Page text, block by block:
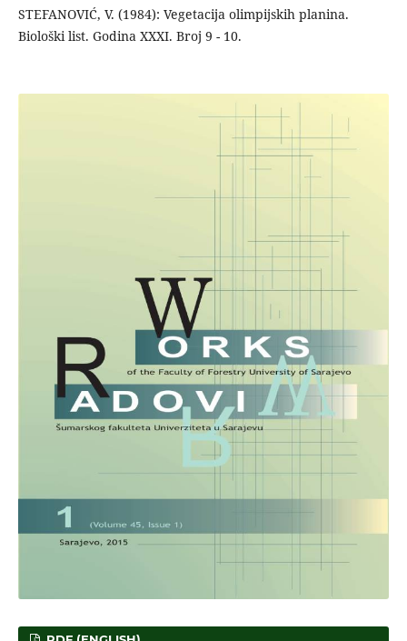
STEFANOVIĆ, V. (1984): Vegetacija olimpijskih planina.
Biološki list. Godina XXXI. Broj 9 - 10.